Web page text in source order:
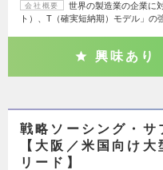
会社概要
世界の製造業の企業に
ト）、T（確実短納期）モデル」の
興味あり
戦略ソーシング・サ
【大阪／米国向け
リード】